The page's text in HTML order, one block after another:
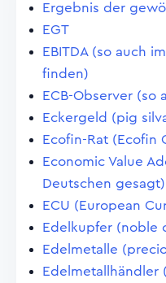
Ergebnis der
EGT
EBITDA (so auch
finden)
ECB-Observer (so
Eckergeld (pig
Ecofin-Rat (Ecofin
Economic Value
Deutschen gesagt)
ECU (European
Edelkupfer (noble
Edelmetalle
Edelmetallhändler